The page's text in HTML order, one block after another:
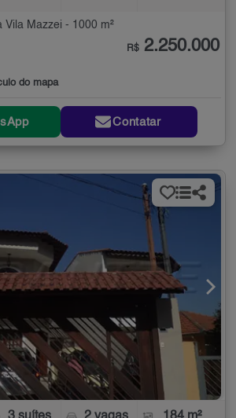
Vila Mazzei - 1000 m²
do mapa
R$ 2.250.000
Contatar